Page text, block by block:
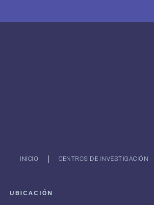
INICIO CENTROS DE INVESTIGACIÓN
UBICACIÓN